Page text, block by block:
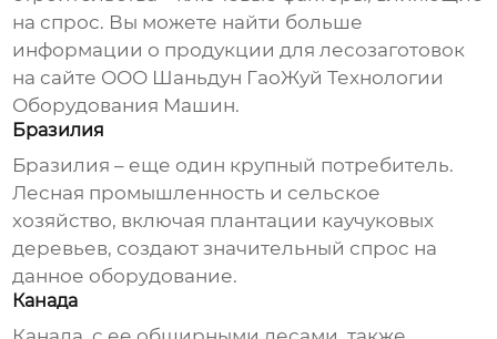
на спрос. Вы можете найти больше
информации о продукции для лесозаготовок
на сайте ООО Шаньдун ГаоЖуй Технологии
Оборудования Машин.
Бразилия
Бразилия – еще один крупный потребитель.
Лесная промышленность и сельское
хозяйство, включая плантации каучуковых
деревьев, создают значительный спрос на
данное оборудование.
Канада